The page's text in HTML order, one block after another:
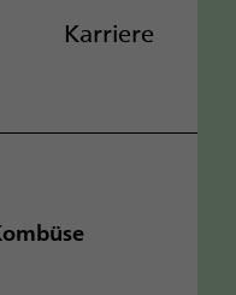
Karriere